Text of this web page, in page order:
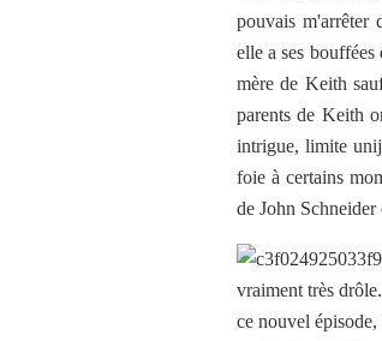
pouvais m'arrêter
elle a ses
mère de Keith
parents de Keith
intrigue, limite
foie à certains
de John
vraiment très
ce nouvel